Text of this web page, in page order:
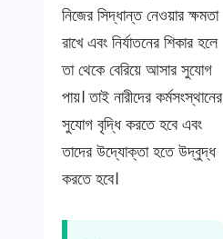
নিজের সিদ্ধান্ত নেওয়ার ক্ষমতা
রাখে এবং নির্যাতনের শিকার হলে
তা থেকে বেরিয়ে আসার সুযোগ
পায়। তাই নারীদের কর্মসংস্থানের
সুযোগ বৃদ্ধি করতে হবে এবং
তাদের উদ্যোক্তা হতে উদ্বুদ্ধ
করতে হবে।